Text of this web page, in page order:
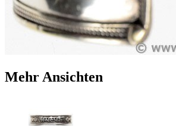
Mehr Ansichten